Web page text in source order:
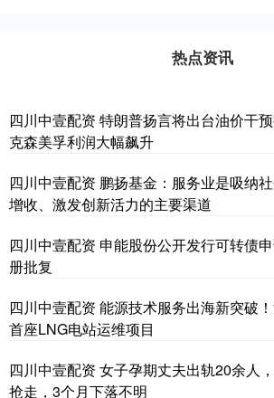
热点资讯
四川中壹配资 特朗普扬言将出台油价干
克森美孚利润大幅飙升
四川中壹配资 鹏扬基金：服务业是吸纳
增收、激发创新活力的主要渠道
四川中壹配资 申能股份公开发行可转债
册批复
四川中壹配资 能源技术服务出海新突破
首座LNG电站运维项目
四川中壹配资 女子孕期丈夫出轨20余人
抢走，3个月下落不明